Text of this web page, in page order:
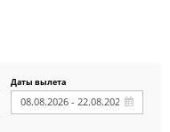
Даты вылета